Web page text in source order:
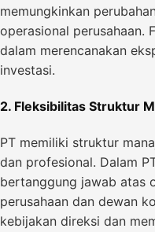
memungkinkan
operasional perusahaan.
dalam merencanakan
investasi.
2. Fleksibilitas Struktur
PT memiliki struktur
dan profesional. Dalam
bertanggung jawab atas
perusahaan dan dewan
kebijakan direksi dan